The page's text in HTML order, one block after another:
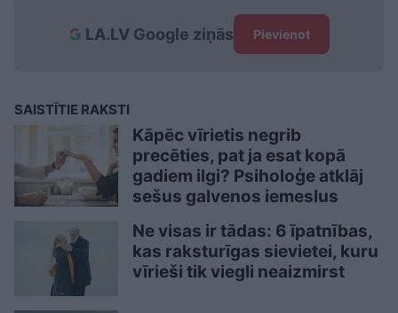
LA.LV Google ziņās Pievienot
SAISTĪTIE RAKSTI
Kāpēc vīrietis negrib
precēties, pat ja esat kopā
gadiem ilgi? Psiholoģe atklāj
sešus galvenos iemeslus
Ne visas ir tādas: 6 īpatnības,
kas raksturīgas sievietei, kuru
vīrieši tik viegli neaizmirst